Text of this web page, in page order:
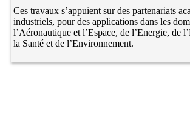
Ces travaux s’appuient sur des partenariats
industriels, pour des applications dans les
l’Aéronautique et l’Espace, de l’Energie, de
la Santé et de l’Environnement.